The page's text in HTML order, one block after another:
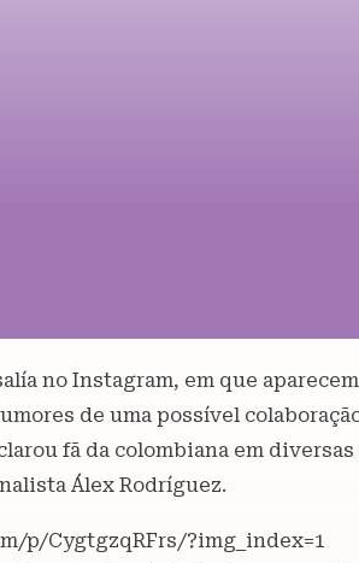
no Instagram, em que
de uma possível
fã da colombiana em
Álex Rodríguez.
p/CygtgzqRFrs/?img_index=1